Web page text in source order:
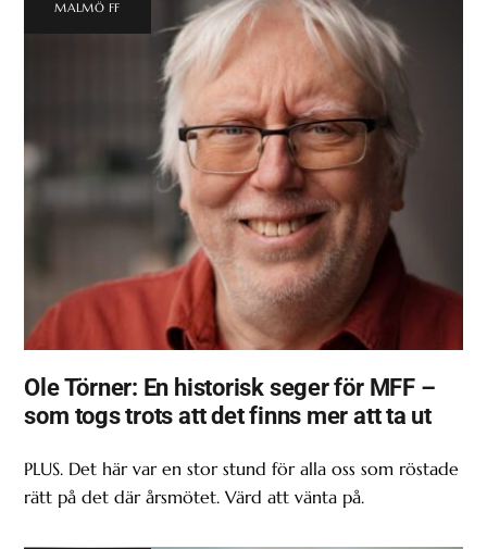
MALMÖ FF
Ole Törner: En historisk seger för MFF –
som togs trots att det finns mer att ta ut
PLUS. Det här var en stor stund för alla oss som röstade
rätt på det där årsmötet. Värd att vänta på.